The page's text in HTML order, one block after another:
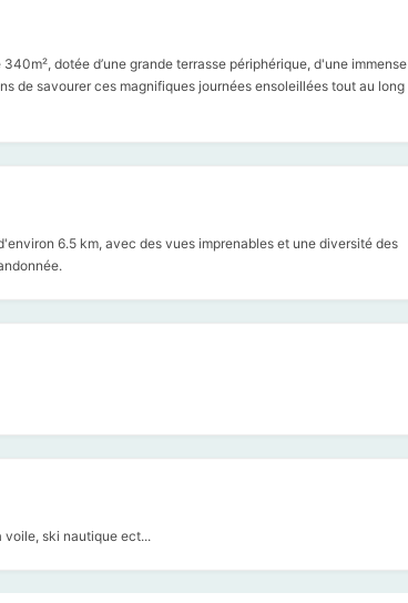
dotée d’une grande terrasse périphérique, d'une immense
de savourer ces magnifiques journées ensoleillées tout au long
6.5 km, avec des vues imprenables et une diversité des
voile, ski nautique ect...